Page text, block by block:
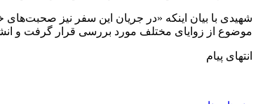
شهیدی با بیان اینکه «در جریان این سفر نیز
موضوع از زوایای مختلف مورد بررسی قرار گرفت و
انتهای پیام